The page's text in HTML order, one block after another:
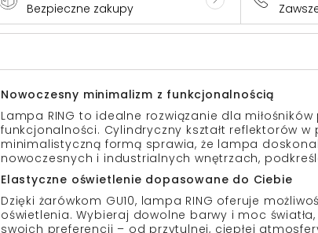
Bezpieczne zakupy
Nowoczesny minimalizm z funkcjonalnością
Lampa RING to idealne rozwiązanie dla
funkcjonalności. Cylindryczny kształt reflektorów w
minimalistyczną formą sprawia, że lampa
nowoczesnych i industrialnych wnętrzach,
Elastyczne oświetlenie dopasowane do Ciebie
Dzięki żarówkom GU10, lampa RING oferuje
oświetlenia. Wybieraj dowolne barwy i moc
swoich preferencji – od przytulnej, ciepłej